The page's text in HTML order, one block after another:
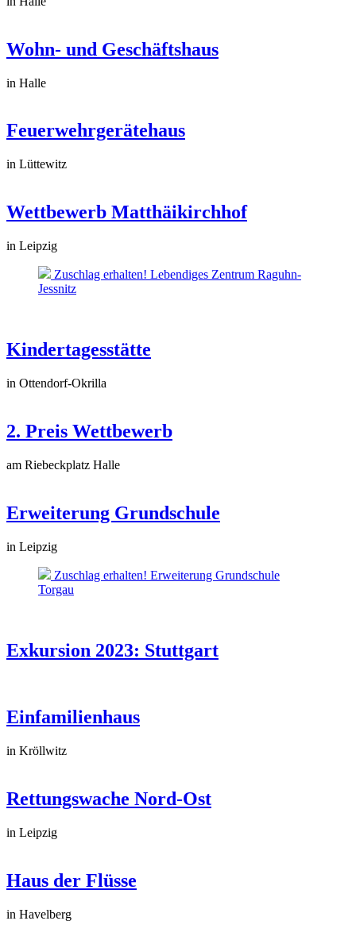
Wohn- und Geschäftshaus
in Halle
Feuerwehrgerätehaus
in Lüttewitz
Wettbewerb Matthäikirchhof
in Leipzig
Zuschlag erhalten! Lebendiges Zentrum Raguhn-
Jessnitz
Kindertagesstätte
in Ottendorf-Okrilla
2. Preis Wettbewerb
am Riebeckplatz Halle
Erweiterung Grundschule
in Leipzig
Zuschlag erhalten! Erweiterung Grundschule
Torgau
Exkursion 2023: Stuttgart
Einfamilienhaus
in Kröllwitz
Rettungswache Nord-Ost
in Leipzig
Haus der Flüsse
in Havelberg